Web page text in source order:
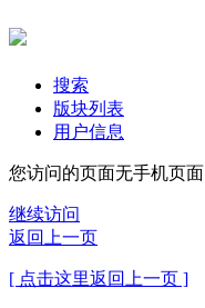
搜索
版块列表
用户信息
您访问的页面无手机页
继续访问
返回上一页
[ 点击这里返回上一页 ]